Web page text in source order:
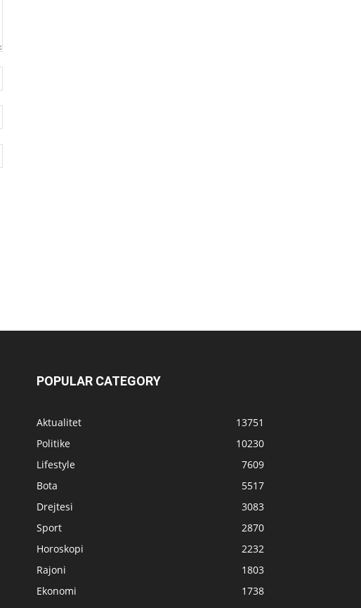
POPULAR CATEGORY
Aktualitet
13751
Politike
10230
Lifestyle
7609
Bota
5517
Drejtesi
3083
Sport
2870
Horoskopi
2232
Rajoni
1803
Ekonomi
1738